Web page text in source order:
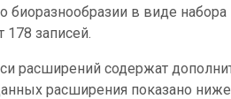
в виде набора
178 записей.
расширений содержат
расширения показано